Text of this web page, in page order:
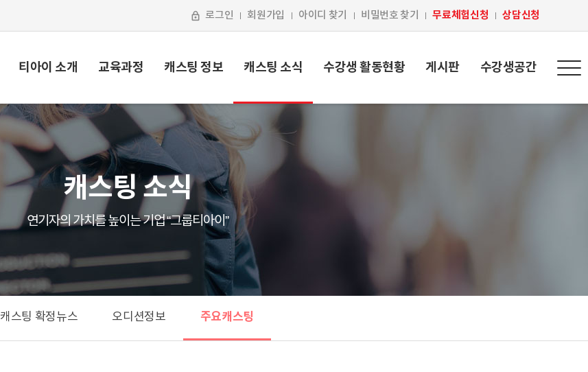
로그인 회원가입 아이디 찾기 비밀번호 찾기 무료체험신청 상담신청
티아이 소개 교육과정 캐스팅 정보 캐스팅 소식 수강생 활동현황 게시판 수강생공간
캐스팅 소식
연기자의 가치를 높이는 기업 “그룹티아이”
캐스팅 확정뉴스 오디션정보 주요캐스팅